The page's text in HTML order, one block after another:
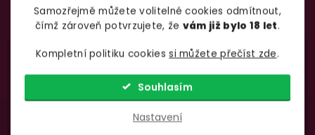
Samozřejmě můžete volitelné cookies odmítnout,
čímž zároveň potvrzujete, že vám již bylo 18 let.
Kompletní politiku cookiessi můžete přečíst zde.
Nastavení
Souhlasím
Máte30 dnína bezplatné vrácení zboží
Vložením e-mailu souhlasíte spodmínkami ochrany
osobních údajů